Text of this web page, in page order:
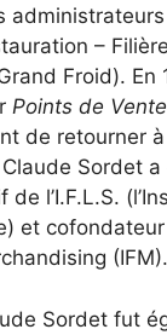
–
Froid). En
Points de Vente
de retourner
Sordet a
de l’I.F.L.S.
et cofondateur
(IFM).
Sordet fut